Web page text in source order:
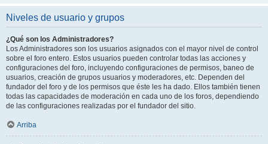
Niveles de usuario y grupos
¿Qué son los Administradores?
Los Administradores son los usuarios asignados con el mayor nivel de control
sobre el foro entero. Estos usuarios pueden controlar todas las acciones y
configuraciones del foro, incluyendo configuraciones de permisos, baneo de
usuarios, creación de grupos usuarios y moderadores, etc. Dependen del
fundador del foro y de los permisos que éste les ha dado. Ellos también tienen
todas las capacidades de moderación en cada uno de los foros, dependiendo
de las configuraciones realizadas por el fundador del sitio.
Arriba